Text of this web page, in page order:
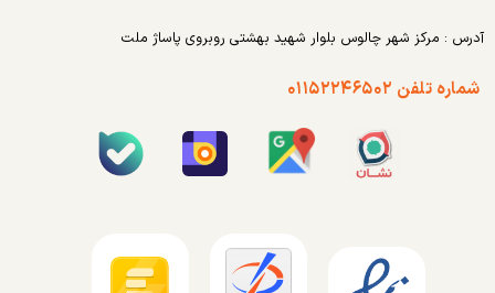
آدرس : مرکز شهر چالوس بلوار شهید بهشتی روبروی پاساژ ملت
شماره تلفن ۰۱۱۵۲۲۴۶۵۰۲